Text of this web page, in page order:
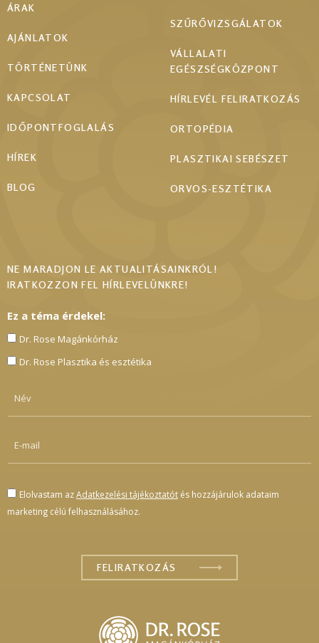
ÁRAK
AJÁNLATOK
TÖRTÉNETÜNK
KAPCSOLAT
IDŐPONTFOGLALÁS
HÍREK
BLOG
SZŰRŐVIZSGÁLATOK
VÁLLALATI
EGÉSZSÉGKÖZPONT
HÍRLEVÉL FELIRATKOZÁS
ORTOPÉDIA
PLASZTIKAI SEBÉSZET
ORVOS-ESZTÉTIKA
NE MARADJON LE AKTUALITÁSAINKRÓL!
IRATKOZZON FEL HÍRLEVELÜNKRE!
Ez a téma érdekel:
Dr. Rose Magánkórház
Dr. Rose Plasztika és esztétika
Elolvastam azAdatkezelési tájékoztatót és hozzájárulok adataim
marketing célú felhasználásához.